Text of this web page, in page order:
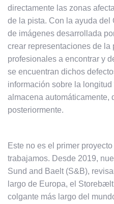
directamente las zonas
de la pista. Con la ayuda del
de imágenes desarrollada
crear representaciones de la
profesionales a encontrar y
se encuentran dichos
información sobre la
almacena automáticamente,
posteriormente.
Este no es el primer
trabajamos. Desde 2019,
Sund and Baelt (S&B),
largo de Europa, el
colgante más largo del